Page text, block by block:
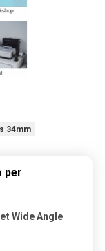
34mm
per
Wide Angle